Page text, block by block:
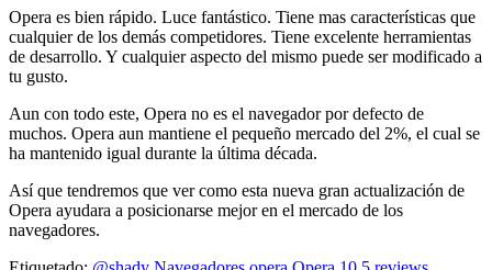
Opera es bien rápido. Luce fantástico. Tiene mas características que
cualquier de los demás competidores. Tiene excelente herramientas
de desarrollo. Y cualquier aspecto del mismo puede ser modificado a
tu gusto.
Aun con todo este, Opera no es el navegador por defecto de
muchos. Opera aun mantiene el pequeño mercado del 2%, el cual se
ha mantenido igual durante la última década.
Así que tendremos que ver como esta nueva gran actualización de
Opera ayudara a posicionarse mejor en el mercado de los
navegadores.